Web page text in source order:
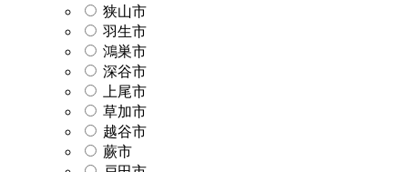
狭山市
羽生市
鴻巣市
深谷市
上尾市
草加市
越谷市
蕨市